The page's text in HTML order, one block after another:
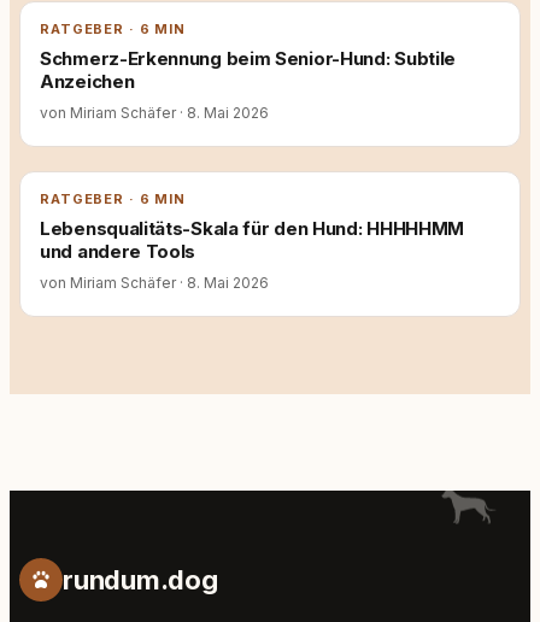
RATGEBER · 6 MIN
Schmerz-Erkennung beim Senior-Hund: Subtile
Anzeichen
von Miriam Schäfer · 8. Mai 2026
RATGEBER · 6 MIN
Lebensqualitäts-Skala für den Hund: HHHHHMM
und andere Tools
von Miriam Schäfer · 8. Mai 2026
rundum.dog